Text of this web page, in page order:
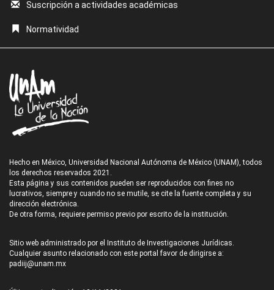
Suscripción a actividades académicas
Normatividad
Hecho en México, Universidad Nacional Autónoma de México (UNAM), todos
los derechos reservados 2021.
Esta página y sus contenidos pueden ser reproducidos con fines no
lucrativos, siempre y cuando no se mutile, se cite la fuente completa y su
dirección electrónica.
De otra forma, requiere permiso previo por escrito de la institución.
Sitio web administrado por el Instituto de Investigaciones Jurídicas.
Cualquier asunto relacionado con este portal favor de dirigirse a:
padiij@unam.mx